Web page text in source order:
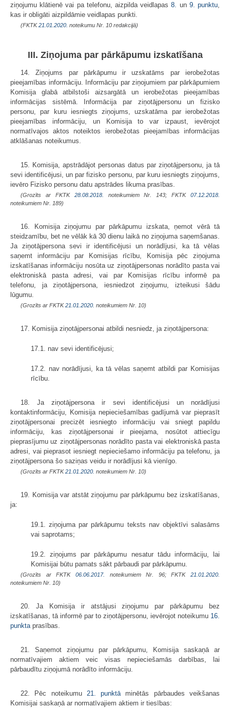
ziņojumu klātienē vai pa telefonu, aizpilda veidlapas8. un 9. punktu
kas ir obligāti aizpildāmie veidlapas punkti.
(FKTK21.01.2020. noteikumu Nr. 10 redakcijā)
III. Ziņojuma par pārkāpumu izskatīšana
14. Ziņojums par pārkāpumu ir uzskatāms par ierobežotas
pieejamības informāciju. Informāciju par ziņojumiem par pārkāpumiem
Komisija glabā atbilstoši aizsargātā un ierobežotas pieejamības
informācijas sistēmā. Informācija par ziņotājpersonu un fizisko
personu, par kuru iesniegts ziņojums, uzskatāma par ierobežotas
pieejamības informāciju, un Komisija to var izpaust, ievērojot
normatīvajos aktos noteiktos ierobežotas pieejamības informācijas
atklāšanas noteikumus.
15. Komisija, apstrādājot personas datus par ziņotājpersonu, ja tā
sevi identificējusi, un par fizisko personu, par kuru iesniegts ziņojums,
ievēro Fizisko personu datu apstrādes likuma prasības.
(Grozīts ar FKTK 28.08.2018. noteikumiem Nr. 143; FKTK 07.12.2018.
noteikumiem Nr. 189)
16. Komisija ziņojumu par pārkāpumu izskata, ņemot vērā tā
steidzamību, bet ne vēlāk kā 30 dienu laikā no ziņojuma saņemšanas.
Ja ziņotājpersona sevi ir identificējusi un norādījusi, ka tā vēlas
saņemt informāciju par Komisijas rīcību, Komisija pēc ziņojuma
izskatīšanas informāciju nosūta uz ziņotājpersonas norādīto pasta vai
elektroniskā pasta adresi, vai par Komisijas rīcību informē pa
telefonu, ja ziņotājpersona, iesniedzot ziņojumu, izteikusi šādu
lūgumu.
(Grozīts ar FKTK21.01.2020. noteikumiem Nr. 10)
17. Komisija ziņotājpersonai atbildi nesniedz, ja ziņotājpersona:
17.1. nav sevi identificējusi;
17.2. nav norādījusi, ka tā vēlas saņemt atbildi par Komisijas
rīcību.
18. Ja ziņotājpersona ir sevi identificējusi un norādījusi
kontaktinformāciju, Komisija nepieciešamības gadījumā var pieprasīt
ziņotājpersonai precizēt iesniegto informāciju vai sniegt papildu
informāciju, kas ziņotājpersonai ir pieejama, nosūtot attiecīgu
pieprasījumu uz ziņotājpersonas norādīto pasta vai elektroniskā pasta
adresi, vai pieprasot iesniegt nepieciešamo informāciju pa telefonu, ja
ziņotājpersona šo saziņas veidu ir norādījusi kā vienīgo.
(Grozīts ar FKTK21.01.2020. noteikumiem Nr. 10)
19. Komisija var atstāt ziņojumu par pārkāpumu bez izskatīšanas,
ja:
19.1. ziņojuma par pārkāpumu teksts nav objektīvi salasāms
vai saprotams;
19.2. ziņojums par pārkāpumu nesatur tādu informāciju, lai
Komisijai būtu pamats sākt pārbaudi par pārkāpumu.
(Grozīts ar FKTK 06.06.2017. noteikumiem Nr. 96; FKTK 21.01.2020.
noteikumiem Nr. 10)
20. Ja Komisija ir atstājusi ziņojumu par pārkāpumu bez
izskatīšanas, tā informē par to ziņotājpersonu, ievērojot noteikumu 16.
punktaprasības.
21. Saņemot ziņojumu par pārkāpumu, Komisija saskaņā ar
normatīvajiem aktiem veic visas nepieciešamās darbības, lai
pārbaudītu ziņojumā norādīto informāciju.
22. Pēc noteikumu 21. punktāminētās pārbaudes veikšanas
Komisijai saskaņā ar normatīvajiem aktiem ir tiesības: